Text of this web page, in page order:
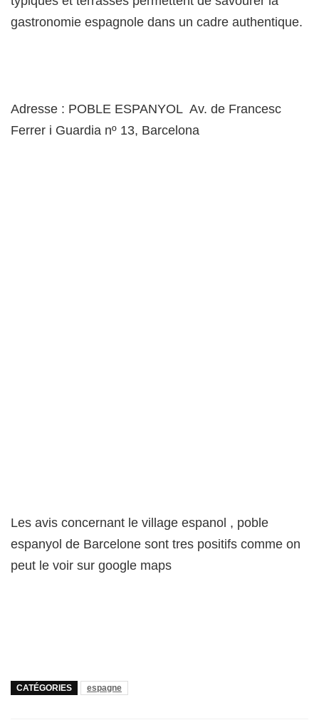
gastronomie espagnole dans un cadre authentique.
Adresse : POBLE ESPANYOL Av. de Francesc
Ferrer i Guardia nº 13, Barcelona
Les avis concernant le village espanol , poble
espanyol de Barcelone sont tres positifs comme on
peut le voir sur google maps
CATÉGORIES espagne